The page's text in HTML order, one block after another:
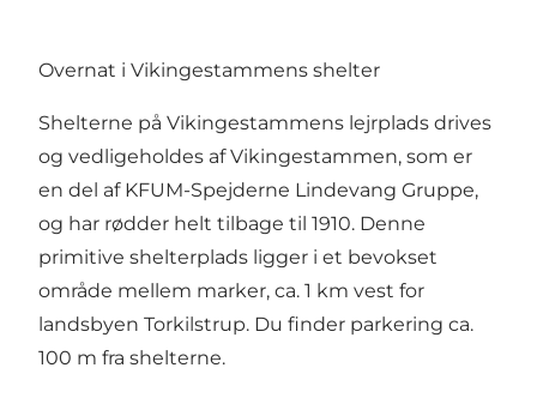
Overnat i Vikingestammens shelter
Shelterne på Vikingestammens lejrplads drives
og vedligeholdes af Vikingestammen, som er
en del af KFUM-Spejderne Lindevang Gruppe,
og har rødder helt tilbage til 1910. Denne
primitive shelterplads ligger i et bevokset
område mellem marker, ca. 1 km vest for
landsbyen Torkilstrup. Du finder parkering ca.
100 m fra shelterne.